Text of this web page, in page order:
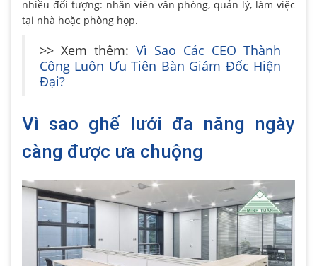
nhiều đối tượng: nhân viên văn phòng, quản lý, làm việc
tại nhà hoặc phòng họp.
>> Xem thêm: Vì Sao Các CEO Thành
Công Luôn Ưu Tiên Bàn Giám Đốc Hiện
Đại?
Vì sao ghế lưới đa năng ngày
càng được ưa chuộng